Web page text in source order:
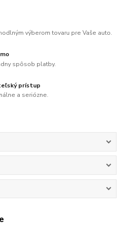
výberom tovaru pre Vaše auto.
spôsob platby.
prístup
a seriózne.